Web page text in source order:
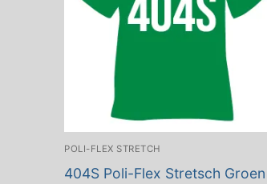
POLI-FLEX STRETCH
404S Poli-Flex Stretsch Groen